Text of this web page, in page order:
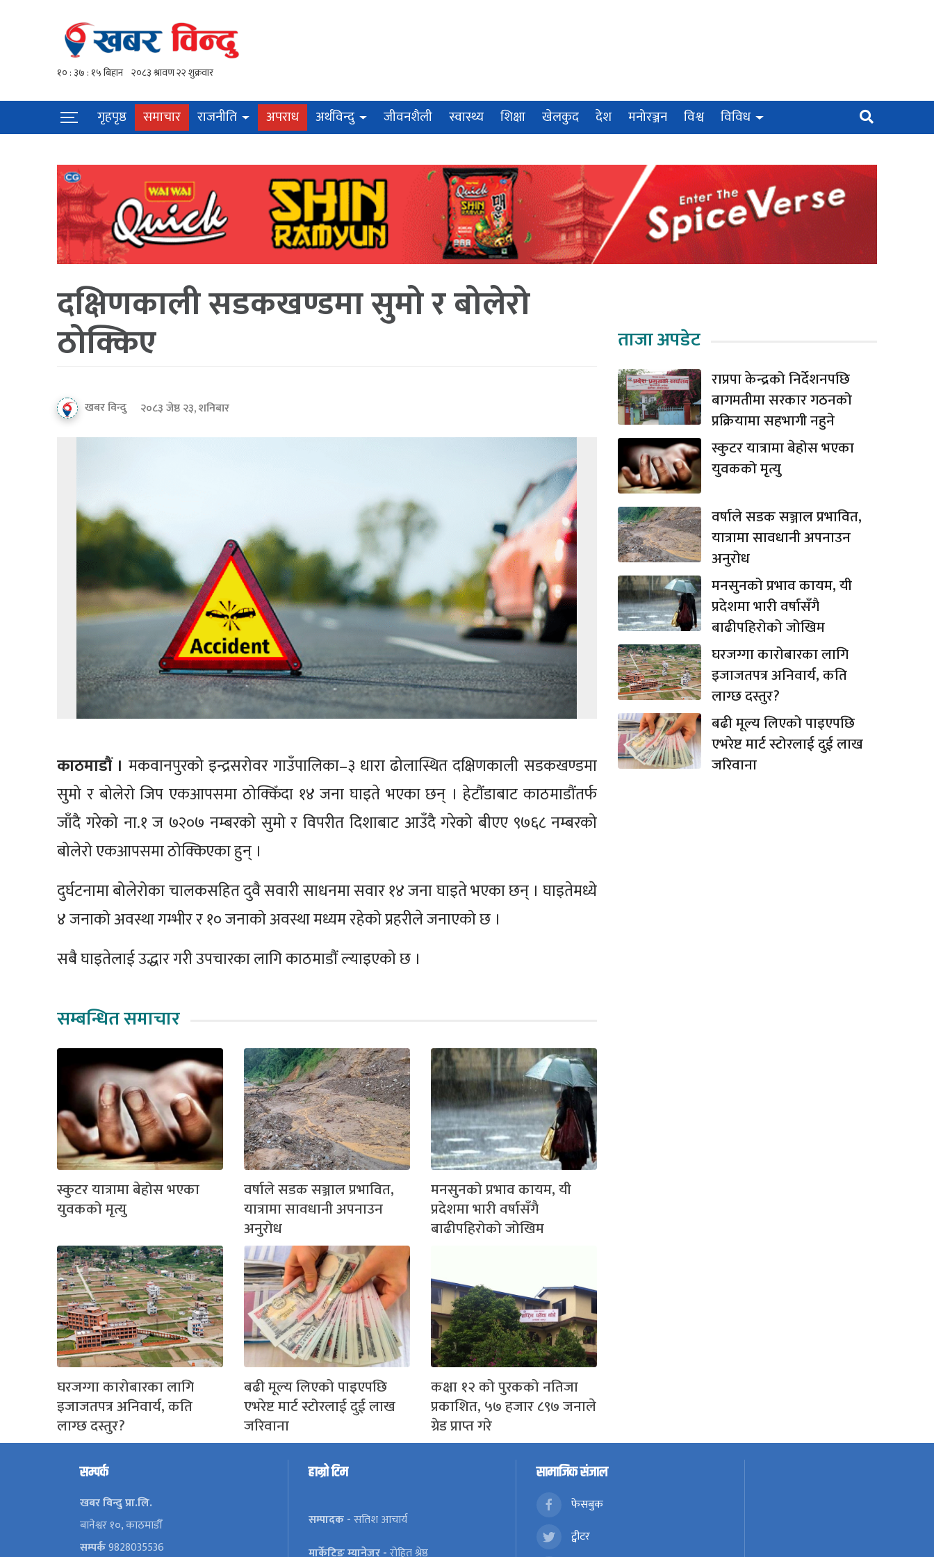
गृहपृष्ठ समाचार राजनीति अपराध अर्थविन्दु जीवनशैली स्वास्थ्य शिक्षा खेलकुद देश मनोरञ्जन विश्व विविध
दक्षिणकाली सडकखण्डमा सुमो र बोलेरो
ठोक्किए
खबर विन्दु २०८३ जेष्ठ २३, शनिबार
काठमाडौं । मकवानपुरको इन्द्रसरोवर गाउँपालिका–३ धारा ढोलास्थित दक्षिणकाली सडकखण्डमा
सुमो र बोलेरो जिप एकआपसमा ठोक्किँदा १४ जना घाइते भएका छन् । हेटौंडाबाट काठमाडौंतर्फ
जाँदै गरेको ना.१ ज ७२०७ नम्बरको सुमो र विपरीत दिशाबाट आउँदै गरेको बीएए ९७६८ नम्बरको
बोलेरो एकआपसमा ठोक्किएका हुन् ।
दुर्घटनामा बोलेरोका चालकसहित दुवै सवारी साधनमा सवार १४ जना घाइते भएका छन् । घाइतेमध्ये
४ जनाको अवस्था गम्भीर र १० जनाको अवस्था मध्यम रहेको प्रहरीले जनाएको छ ।
सबै घाइतेलाई उद्धार गरी उपचारका लागि काठमाडौं ल्याइएको छ ।
सम्बन्धित समाचार
स्कुटर यात्रामा बेहोस भएका
युवकको मृत्यु
वर्षाले सडक सञ्जाल प्रभावित,
यात्रामा सावधानी अपनाउन
अनुरोध
मनसुनको प्रभाव कायम, यी
प्रदेशमा भारी वर्षासँगै
बाढीपहिरोको जोखिम
घरजग्गा कारोबारका लागि
इजाजतपत्र अनिवार्य, कति
लाग्छ दस्तुर?
बढी मूल्य लिएको पाइएपछि
एभरेष्ट मार्ट स्टोरलाई दुई लाख
जरिवाना
कक्षा १२ को पुरकको नतिजा
प्रकाशित, ५७ हजार ८९७ जनाले
ग्रेड प्राप्त गरे
ताजा अपडेट
राप्रपा केन्द्रको निर्देशनपछि
बागमतीमा सरकार गठनको
प्रक्रियामा सहभागी नहुने
स्कुटर यात्रामा बेहोस भएका
युवकको मृत्यु
वर्षाले सडक सञ्जाल प्रभावित,
यात्रामा सावधानी अपनाउन
अनुरोध
मनसुनको प्रभाव कायम, यी
प्रदेशमा भारी वर्षासँगै
बाढीपहिरोको जोखिम
घरजग्गा कारोबारका लागि
इजाजतपत्र अनिवार्य, कति
लाग्छ दस्तुर?
बढी मूल्य लिएको पाइएपछि
एभरेष्ट मार्ट स्टोरलाई दुई लाख
जरिवाना
सम्पर्क
खबर विन्दु प्रा.लि.
बानेश्वर १०, काठमाडौँ
सम्पर्क9828035536
हाम्रो टिम
सम्पादक -सतिश आचार्य
सामाजिक संजाल
फेसबुक
ट्वीटर